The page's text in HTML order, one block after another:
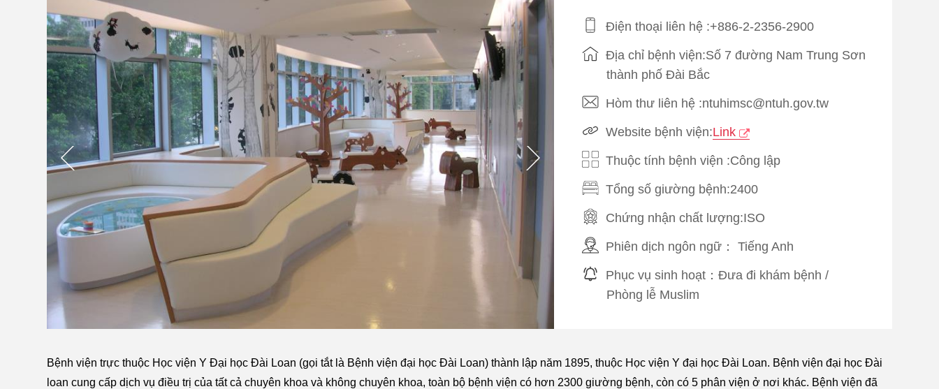
Điện thoại liên hệ :+886-2-2356-2900
Địa chỉ bệnh viện:Số 7 đường Nam Trung Sơn
thành phố Đài Bắc
Hòm thư liên hệ :ntuhimsc@ntuh.gov.tw
Website bệnh viện:Link
Thuộc tính bệnh viện :Công lập
Tổng số giường bệnh:2400
Chứng nhận chất lượng:ISO
Phiên dịch ngôn ngữ： Tiếng Anh
Phục vụ sinh hoạt： Đưa đi khám bệnh /
Phòng lễ Muslim
Bệnh viện trực thuộc Học viện Y Đại học Đài Loan (gọi tắt là Bệnh viện đại học Đài Loan) thành lập năm 1895, thuộc Học viện Y đại học Đài Loan. Bệnh viện đại học Đài
loan cung cấp dịch vụ điều trị của tất cả chuyên khoa và không chuyên khoa, toàn bộ bệnh viện có hơn 2300 giường bệnh, còn có 5 phân viện ở nơi khác. Bệnh viện đã